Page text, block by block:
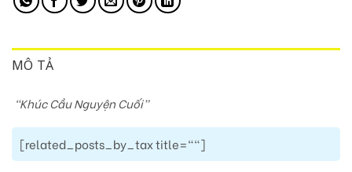
MÔ TẢ
“Khúc Cầu Nguyện Cuối”
[related_posts_by_tax title=""]